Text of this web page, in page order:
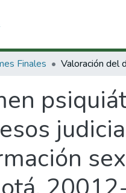
Finales